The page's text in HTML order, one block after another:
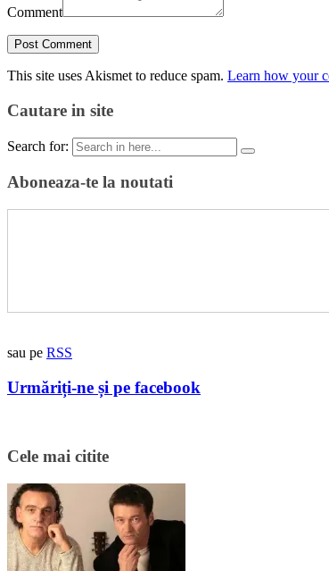
Comment
This site uses Akismet to reduce spam. Learn how your
Cautare in site
Search for:
Aboneaza-te la noutati
sau pe RSS
Urmăriți-ne și pe facebook
Cele mai citite